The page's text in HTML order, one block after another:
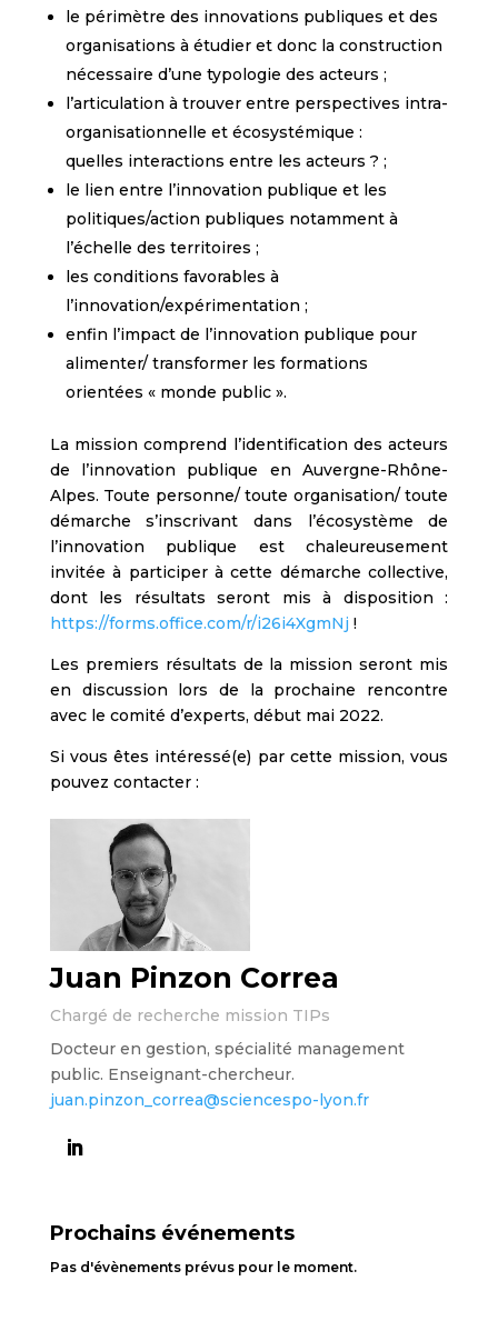
le périmètre des innovations publiques et des
organisations à étudier et donc la construction
nécessaire d’une typologie des acteurs ;
l’articulation à trouver entre perspectives intra-
organisationnelle et écosystémique :
quelles interactions entre les acteurs ? ;
le lien entre l’innovation publique et les
politiques/action publiques notamment à
l’échelle des territoires ;
les conditions favorables à
l’innovation/expérimentation ;
enfin l’impact de l’innovation publique pour
alimenter/ transformer les formations
orientées « monde public ».
La mission comprend l’identification des acteurs
de l’innovation publique en Auvergne-Rhône-
Alpes. Toute personne/ toute organisation/ toute
démarche s’inscrivant dans l’écosystème de
l’innovation publique est chaleureusement
invitée à participer à cette démarche collective,
dont les résultats seront mis à disposition :
https://forms.office.com/r/i26i4XgmNj !
Les premiers résultats de la mission seront mis
en discussion lors de la prochaine rencontre
avec le comité d’experts, début mai 2022.
Si vous êtes intéressé(e) par cette mission, vous
pouvez contacter :
Juan Pinzon Correa
Chargé de recherche mission TIPs
Docteur en gestion, spécialité management
public. Enseignant-chercheur.
juan.pinzon _correa@sciencespo-lyon.fr
Prochains événements
Pas d'évènements prévus pour le moment.